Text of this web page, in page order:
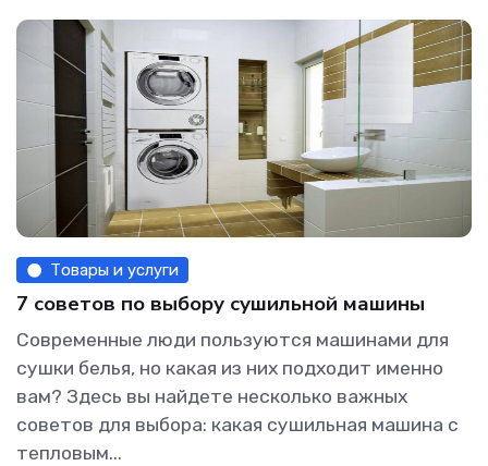
Товары и услуги
7 советов по выбору сушильной машины
Современные люди пользуются машинами для
сушки белья, но какая из них подходит именно
вам? Здесь вы найдете несколько важных
советов для выбора: какая сушильная машина с
тепловым...